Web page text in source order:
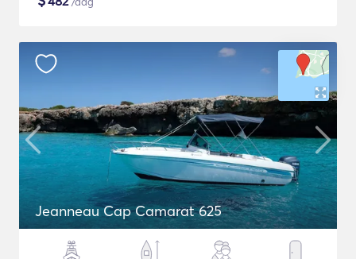
Jeanneau Cap Camarat 625